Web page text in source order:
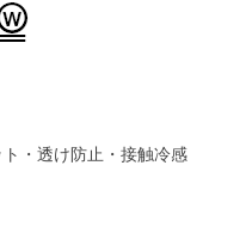
・透け防止・接触冷感